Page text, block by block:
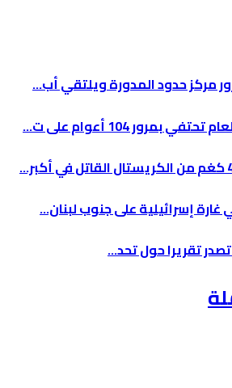
مركز حدود المدورة ويلتقي أب...
بمرور 104 أعوام على ت...
إسرائيلية على جنوب لبنان...
تقريرا حول تحد...